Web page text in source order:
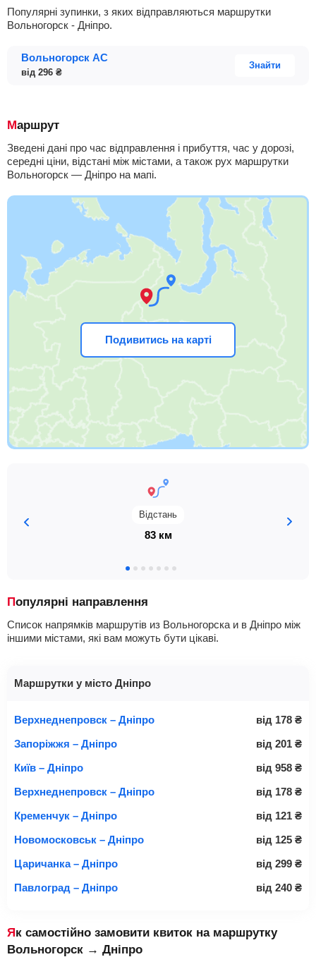
Популярні зупинки, з яких відправляються маршрутки
Вольногорск - Дніпро.
Вольногорск АС
від 296 ₴
Знайти
Маршрут
Зведені дані про час відправлення і прибуття, час у дорозі,
середні ціни, відстані між містами, а також рух маршрутки
Вольногорск — Дніпро на мапі.
Подивитись на карті
Відстань
83 км
Популярні направлення
Список напрямків маршрутів из Вольногорска и в Дніпро між
іншими містами, які вам можуть бути цікаві.
Маршрутки у місто Дніпро
Верхнеднепровск – Дніпро від 178 ₴
Запоріжжя – Дніпро
від 201 ₴
Київ – Дніпро
від 958 ₴
Верхнеднепровск – Дніпро
від 178 ₴
Кременчук – Дніпро
від 121 ₴
Новомосковськ – Дніпро
від 125 ₴
Царичанка – Дніпро
від 299 ₴
Павлоград – Дніпро
від 240 ₴
Як самостійно замовити квиток на маршрутку
Вольногорск → Дніпро